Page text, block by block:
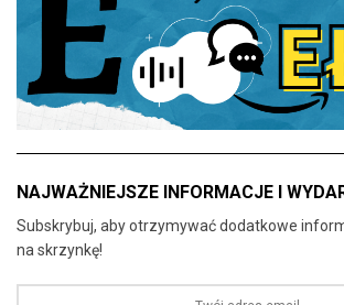
NAJWAŻNIEJSZE INFORMACJE I
Subskrybuj, aby otrzymywać dodatkowe
na skrzynkę!